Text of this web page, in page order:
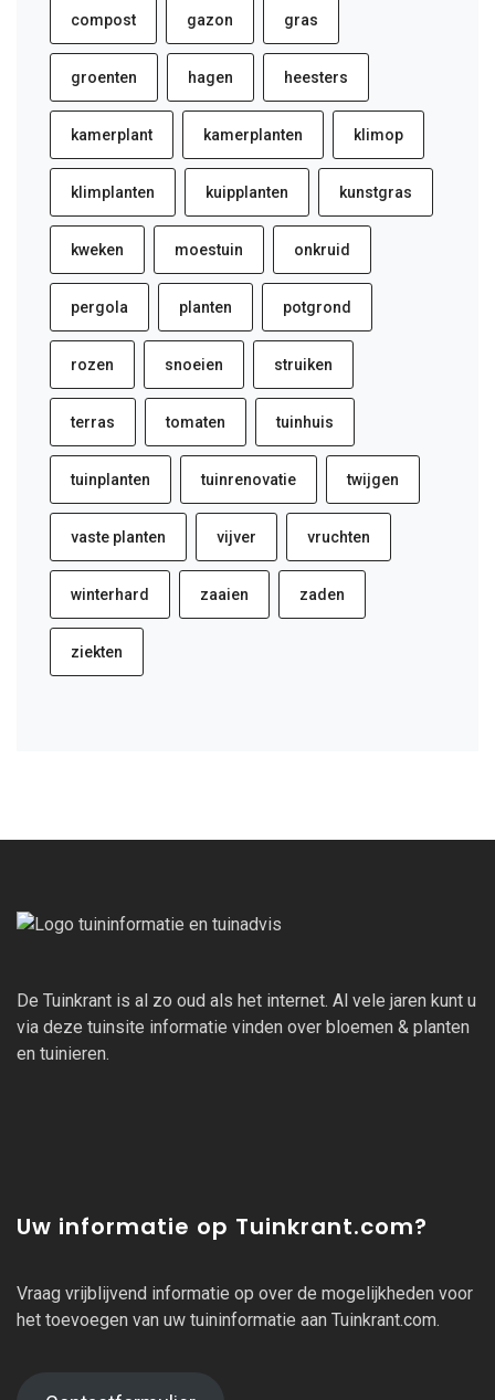
compost gazon gras
groenten hagen heesters
kamerplant kamerplanten klimop
klimplanten kuipplanten kunstgras
kweken moestuin onkruid
pergola planten potgrond
rozen snoeien struiken
terras tomaten tuinhuis
tuinplanten tuinrenovatie twijgen
vaste planten vijver vruchten
winterhard zaaien zaden
ziekten
De Tuinkrant is al zo oud als het internet. Al vele jaren kunt u
via deze tuinsite informatie vinden over bloemen & planten
en tuinieren.
Uw informatie op Tuinkrant.com?
Vraag vrijblijvend informatie op over de mogelijkheden voor
het toevoegen van uw tuininformatie aan Tuinkrant.com.